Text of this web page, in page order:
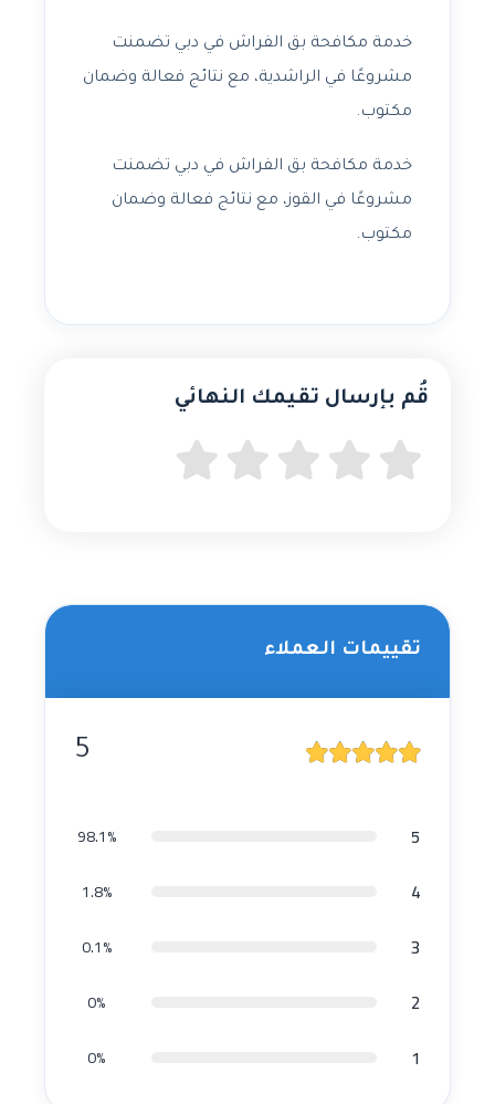
خدمة مكافحة بق الفراش في دبي تضمنت
مشروعًا في الراشدية، مع نتائج فعالة وضمان
مكتوب.
خدمة مكافحة بق الفراش في دبي تضمنت
مشروعًا في القوز، مع نتائج فعالة وضمان
مكتوب.
قُم بإرسال تقيمك النهائي
تقييمات العملاء
5
5
98.1%
4
1.8%
3
0.1%
2
0%
1
0%